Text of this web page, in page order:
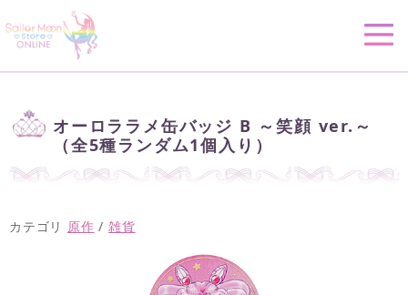
オーロララメ缶バッジ B ～笑顔 ver.～
（全5種ランダム1個入り）
カテゴリ 原作 /雑貨